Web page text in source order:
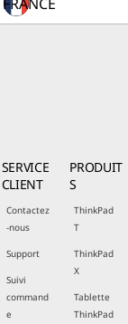
SERVICE
CLIENT
Contactez
-nous
Support
Suivi
command
e
PRODUIT
S
ThinkPad
T
ThinkPad
X
Tablette
ThinkPad